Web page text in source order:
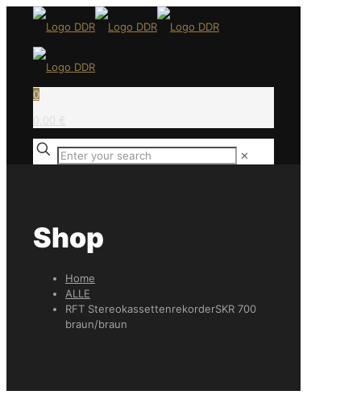
0
0,00 €
✕
Shop
Home
ALLE
RFT StereokassettenrekorderSKR 700
braun/braun